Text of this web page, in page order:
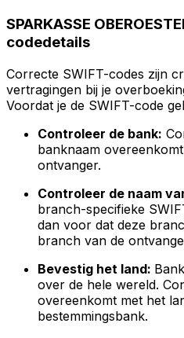
SPARKASSE
codedetails
Correcte SWIFT-codes zijn
vertragingen bij je
Voordat je de SWIFT-code
Controleer de bank:
banknaam
ontvanger.
Controleer de naam
branch-specifieke
dan voor dat deze
branch van de
Bevestig het land:
over de hele wereld.
overeenkomt met het
bestemmingsbank.